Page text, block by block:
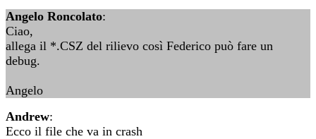
Angelo Roncolato:
Ciao,
allega il *.CSZ del rilievo così Federico può fare un
debug.
Angelo
Andrew:
Ecco il file che va in crash